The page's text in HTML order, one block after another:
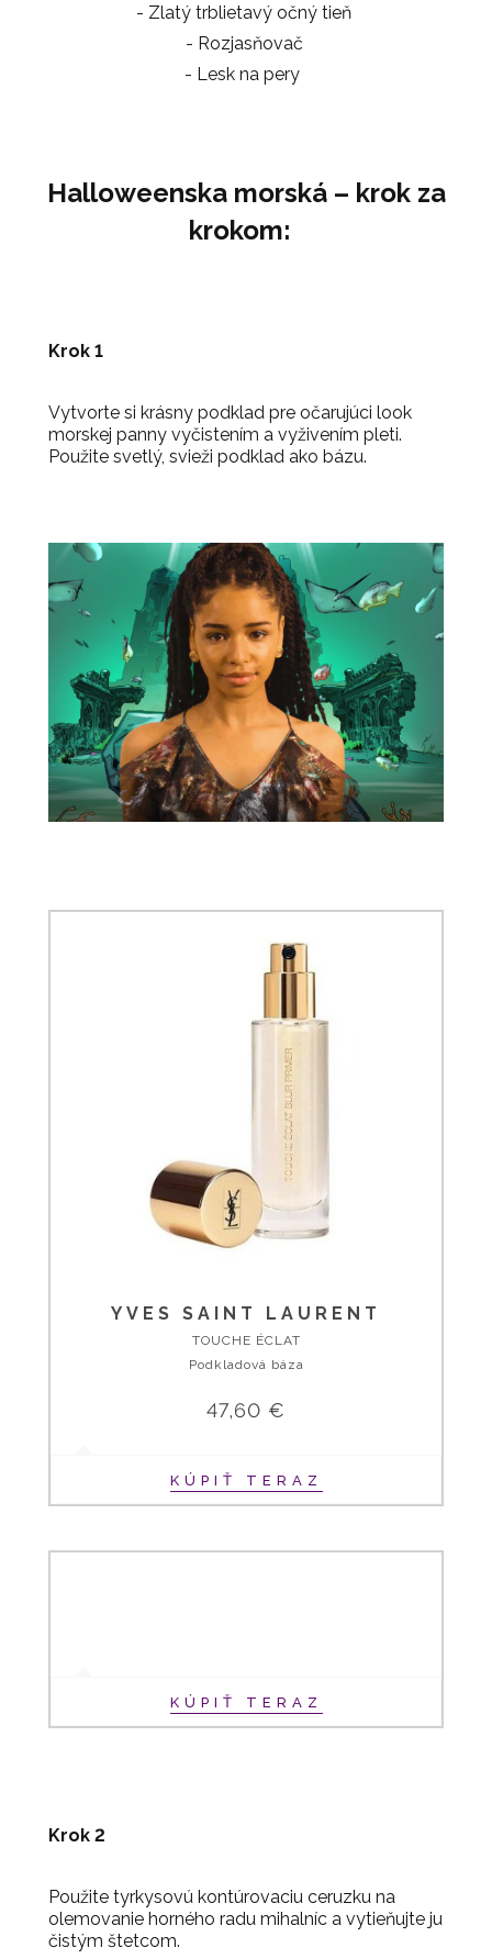
- Zlatý trblietavý očný tieň
- Rozjasňovač
- Lesk na pery
Halloweenska morská – krok za
krokom:
Krok 1
Vytvorte si krásny podklad pre očarujúci look
morskej panny vyčistením a vyživením pleti.
Použite svetlý, svieži podklad ako bázu.
YVES SAINT LAURENT
TOUCHE ÉCLAT
Podkladová báza
47,60 €
KÚPIŤ TERAZ
KÚPIŤ TERAZ
Krok 2
Použite tyrkysovú kontúrovaciu ceruzku na
olemovanie horného radu mihalníc a vytieňujte ju
čistým štetcom.